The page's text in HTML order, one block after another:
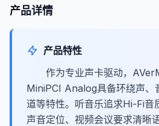
产品详情
产品特性
作为专业声卡驱动，
MiniPCI Analog具备环绕声、
道等特性。听音乐追求Hi-Fi音
声音定位、视频会议要求清晰